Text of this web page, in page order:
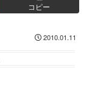
コピー
2010.01.11